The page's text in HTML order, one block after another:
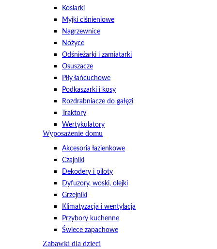
Kosiarki
Myjki ciśnieniowe
Nagrzewnice
Nożyce
Odśnieżarki i zamiatarki
Osuszacze
Piły łańcuchowe
Podkaszarki i kosy
Rozdrabniacze do gałęzi
Traktory
Wertykulatory
Wyposażenie domu
Akcesoria łazienkowe
Czajniki
Dekodery i piloty
Dyfuzory, woski, olejki
Grzejniki
Klimatyzacja i wentylacja
Przybory kuchenne
Świece zapachowe
Zabawki dla dzieci